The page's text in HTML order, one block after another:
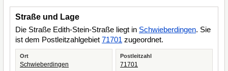
Straße und Lage
Die Straße Edith-Stein-Straße liegt in Schwieberdingen. Sie
ist dem Postleitzahlgebiet 71701 zugeordnet.
Ort
Schwieberdingen
Postleitzahl
71701